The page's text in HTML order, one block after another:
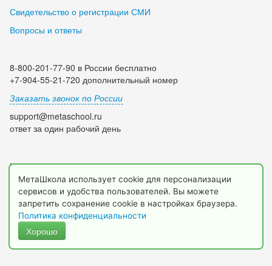
Свидетельство о регистрации СМИ
Вопросы и ответы
8-800-201-77-90 в России бесплатно
+7-904-55-21-720 дополнительный номер
Заказать звонок по России
support@metaschool.ru
ответ за один рабочий день
Мы в социальных сетях:
© 2009-2026 МетаШкола, www.metaschool.ru
МетаШкола использует cookie для персонализации
сервисов и удобства пользователей. Вы можете
запретить сохранение cookie в настройках браузера.
Политика конфиденциальности
Хорошо